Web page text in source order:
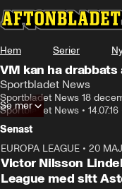
Hem Serier
VM kan ha
Sportbladet News
Sportbladet News 18
Sportbladet News • 14.07.16
Se mer
Senast
EUROPA LEAGUE • 20 MAJ
Victor Nilsson
League med sitt